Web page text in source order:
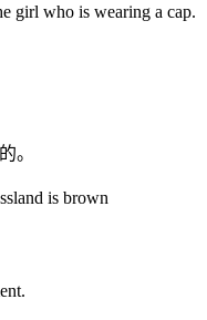
girl who is wearing a cap.
。
is brown